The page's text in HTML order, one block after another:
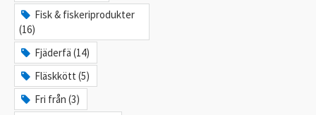
Fisk & fiskeriprodukter
(16)
Fjäderfä (14)
Fläskkött (5)
Fri från (3)